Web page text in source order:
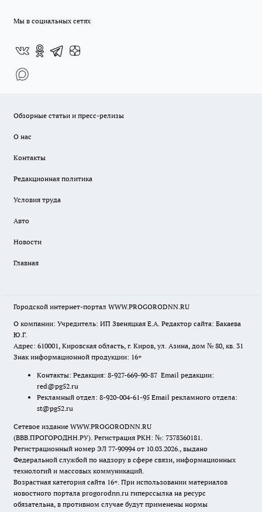
Мы в социальных сетях
Обзорные статьи и пресс-релизы
О нас
Контакты
Редакционная политика
Условия труда
Авто
Новости
Главная
Городской интернет-портал WWW.PROGORODNN.RU
О компании: Учредитель: ИП Звеняцкая Е.А. Редактор сайта: Бакаева
Ю.Г.
Адрес: 610001, Кировская область, г. Киров, ул. Азина, дом № 80, кв. 31
Знак информационной продукции: 16+
Контакты: Редакция: 8-927-669-90-87 Email редакции:
red@pg52.ru
Рекламный отдел: 8-920-004-61-95 Email рекламного отдела:
st@pg52.ru
Сетевое издание WWW.PROGORODNN.RU
(ВВВ.ПРОГОРОДНН.РУ). Регистрация РКН: №: 7378360181.
Регистрационный номер ЭЛ 77-90994 от 10.03.2026., выдано
Федеральной службой по надзору в сфере связи, информационных
технологий и массовых коммуникаций.
Возрастная категория сайта 16+. При использовании материалов
новостного портала progorodnn.ru гиперссылка на ресурс
обязательна, в противном случае будут применены нормы